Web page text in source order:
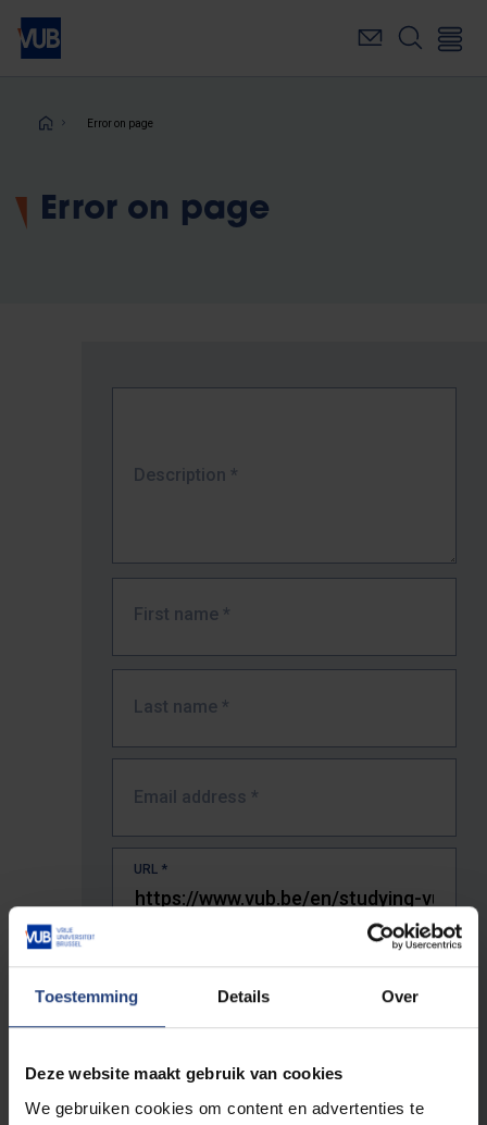
Toestemming Details Over
Deze website maakt gebruik van cookies
We gebruiken cookies om content en advertenties te
Skip
main
Breadcrumb
Error on page
Error on page
Description *
First name *
Last name *
Email address *
URL *
The full URL of the page where you encountered the error.